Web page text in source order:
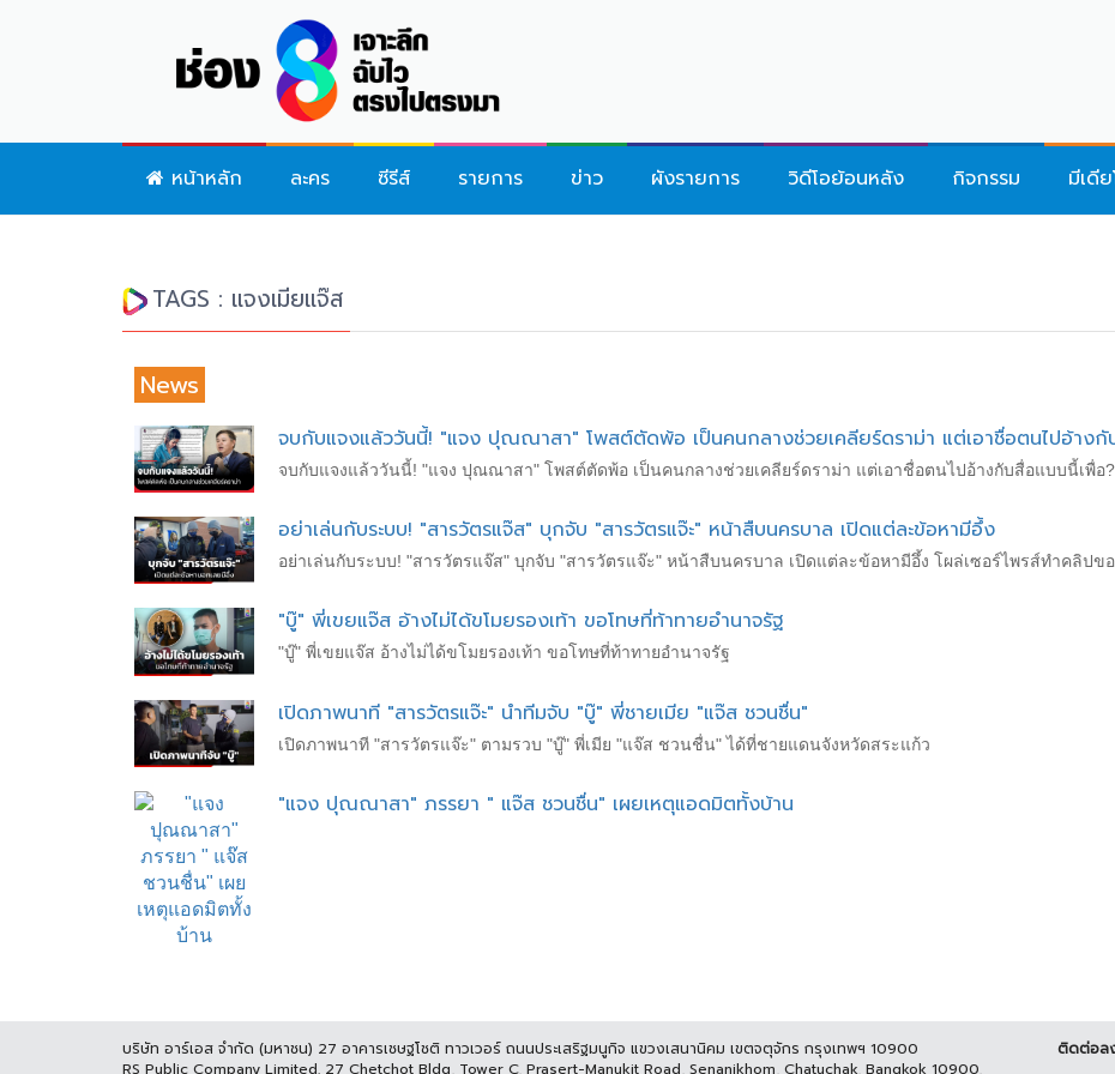
หน้าหลัก ละคร ซีรีส์ รายการ ข่าว ผังรายการ วิดีโอย้อนหลัง กิจกรรม มีเดี
TAGS : แจงเมียแจ๊ส
News
จบกับแจงแล้ววันนี้! "แจง ปุณณาสา" โพสต์ตัดพ้อ เป็นคนกลางช่วยเคลียร์ดราม่า แต่เอาชื่อตนไปอ้างกั
จบกับแจงแล้ววันนี้! "แจง ปุณณาสา" โพสต์ตัดพ้อ เป็นคนกลางช่วยเคลียร์ดราม่า แต่เอาชื่อตนไปอ้างกับสื่อแบบนี้เพื่อ?
อย่าเล่นกับระบบ! "สารวัตรแจ๊ส" บุกจับ "สารวัตรแจ๊ะ" หน้าสืบนครบาล เปิดแต่ละข้อหามีอึ้ง
อย่าเล่นกับระบบ! "สารวัตรแจ๊ส" บุกจับ "สารวัตรแจ๊ะ" หน้าสืบนครบาล เปิดแต่ละข้อหามีอึ้ง โผล่เซอร์ไพรส์ทำคลิปข
"บู๊" พี่เขยแจ๊ส อ้างไม่ได้ขโมยรองเท้า ขอโทษที่ท้าทายอำนาจรัฐ
"บู๊" พี่เขยแจ๊ส อ้างไม่ได้ขโมยรองเท้า ขอโทษที่ท้าทายอำนาจรัฐ
เปิดภาพนาที "สารวัตรแจ๊ะ" นำทีมจับ "บู๊" พี่ชายเมีย "แจ๊ส ชวนชื่น"
เปิดภาพนาที "สารวัตรแจ๊ะ" ตามรวบ "บู๊" พี่เมีย "แจ๊ส ชวนชื่น" ได้ที่ชายแดนจังหวัดสระแก้ว
"แจง ปุณณาสา" ภรรยา " แจ๊ส ชวนชื่น" เผยเหตุแอดมิตทั้งบ้าน
บริษัท อาร์เอส จำกัด (มหาชน) 27 อาคารเชษฐโชติ ทาวเวอร์ ถนนประเสริฐมนูกิจ แขวงเสนานิคม เขตจตุจักร กรุงเทพฯ 10900
RS Public Company Limited. 27 Chetchot Bldg, Tower C, Prasert-Manukit Road, Senanikhom, Chatuchak, Bangkok 10900,
ติดต่อล